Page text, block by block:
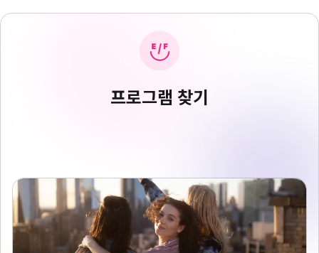
프로그램 찾기